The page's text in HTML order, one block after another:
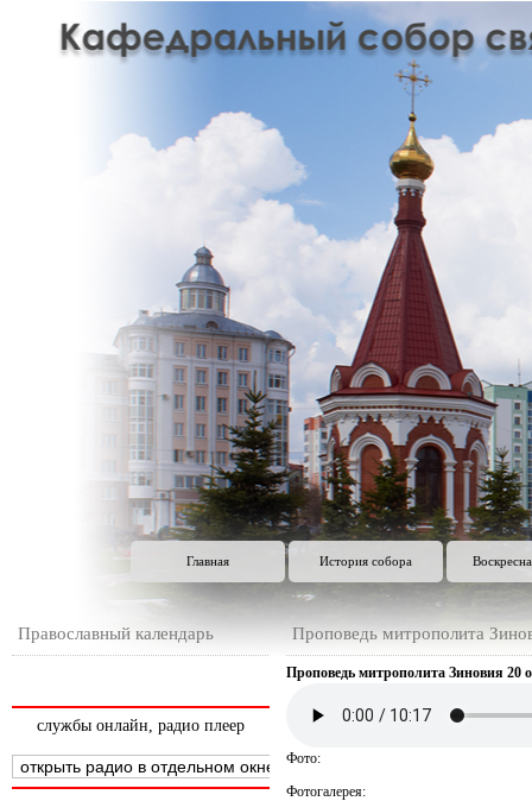
Главная История собора
Православный календарь
службы онлайн, радио плеер
Проповедь митрополита
Проповедь митрополита Зиновия 20
Фото:
Фотогалерея: